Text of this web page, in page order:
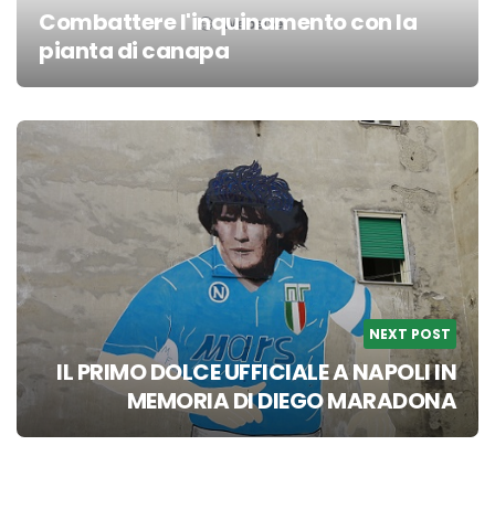
Website
Post
navigation
Combattere l'inquinamento con la
pianta di canapa
NEXT POST
IL PRIMO DOLCE UFFICIALE A NAPOLI IN
MEMORIA DI DIEGO MARADONA